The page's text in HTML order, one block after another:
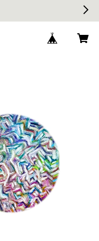
田 祐子 Kawada Yuko